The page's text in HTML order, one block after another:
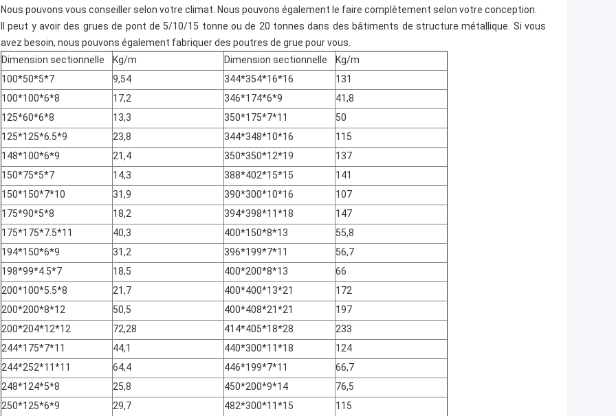
Nous pouvons vous conseiller selon votre climat. Nous pouvons également le faire complètement selon votre conception.
Il peut y avoir des grues de pont de 5/10/15 tonne ou de 20 tonnes dans des bâtiments de structure métallique. Si vous
avez besoin, nous pouvons également fabriquer des poutres de grue pour vous.
Dimension sectionnelle
Kg/m Dimension sectionnelle
Kg/m
100*50*5*7
9,54 344*354*16*16
131
100*100*6*8
17,2 346*174*6*9
41,8
125*60*6*8
13,3 350*175*7*11
50
125*125*6.5*9
23,8 344*348*10*16
115
148*100*6*9
21,4 350*350*12*19
137
150*75*5*7
14,3 388*402*15*15
141
150*150*7*10
31,9 390*300*10*16
107
175*90*5*8
18,2 394*398*11*18
147
175*175*7.5*11
40,3 400*150*8*13
55,8
194*150*6*9
31,2 396*199*7*11
56,7
198*99*4.5*7
18,5 400*200*8*13
66
200*100*5.5*8
21,7 400*400*13*21
172
200*200*8*12
50,5 400*408*21*21
197
200*204*12*12
72,28 414*405*18*28
233
244*175*7*11
44,1 440*300*11*18
124
244*252*11*11
64,4 446*199*7*11
66,7
248*124*5*8
25,8 450*200*9*14
76,5
250*125*6*9
29,7 482*300*11*15
115